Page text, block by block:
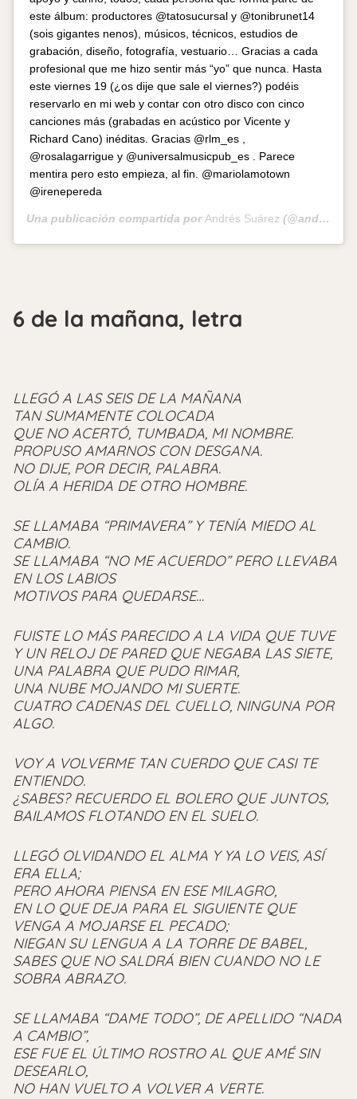
este álbum: productores @tatosucursal y @tonibrunet14
(sois gigantes nenos), músicos, técnicos, estudios de
grabación, diseño, fotografía, vestuario… Gracias a cada
profesional que me hizo sentir más “yo” que nunca. Hasta
este viernes 19 (¿os dije que sale el viernes?) podéis
reservarlo en mi web y contar con otro disco con cinco
canciones más (grabadas en acústico por Vicente y
Richard Cano) inéditas. Gracias @rlm_es ,
@rosalagarrigue y @universalmusicpub_es . Parece
mentira pero esto empieza, al fin. @mariolamotown
@irenepereda
Una publicación compartida por Andrés Suárez (@andressuarezoficial) el
6 de la mañana, letra
LLEGÓ A LAS SEIS DE LA MAÑANA
TAN SUMAMENTE COLOCADA
QUE NO ACERTÓ, TUMBADA, MI NOMBRE.
PROPUSO AMARNOS CON DESGANA.
NO DIJE, POR DECIR, PALABRA.
OLÍA A HERIDA DE OTRO HOMBRE.
SE LLAMABA “PRIMAVERA” Y TENÍA MIEDO AL
CAMBIO.
SE LLAMABA “NO ME ACUERDO” PERO LLEVABA
EN LOS LABIOS
MOTIVOS PARA QUEDARSE…
FUISTE LO MÁS PARECIDO A LA VIDA QUE TUVE
Y UN RELOJ DE PARED QUE NEGABA LAS SIETE,
UNA PALABRA QUE PUDO RIMAR,
UNA NUBE MOJANDO MI SUERTE.
CUATRO CADENAS DEL CUELLO, NINGUNA POR
ALGO.
VOY A VOLVERME TAN CUERDO QUE CASI TE
ENTIENDO.
¿SABES? RECUERDO EL BOLERO QUE JUNTOS,
BAILAMOS FLOTANDO EN EL SUELO.
LLEGÓ OLVIDANDO EL ALMA Y YA LO VEIS, ASÍ
ERA ELLA;
PERO AHORA PIENSA EN ESE MILAGRO,
EN LO QUE DEJA PARA EL SIGUIENTE QUE
VENGA A MOJARSE EL PECADO;
NIEGAN SU LENGUA A LA TORRE DE BABEL,
SABES QUE NO SALDRÁ BIEN CUANDO NO LE
SOBRA ABRAZO.
SE LLAMABA “DAME TODO”, DE APELLIDO “NADA
A CAMBIO”,
ESE FUE EL ÚLTIMO ROSTRO AL QUE AMÉ SIN
DESEARLO,
NO HAN VUELTO A VOLVER A VERTE.